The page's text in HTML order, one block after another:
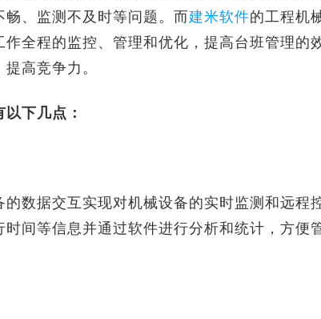
、监测不及时等问题。而建米软件的工程机
全程的监控、管理和优化，提高台班管理的
高竞争力。
下几点：
数据交互实现对机械设备的实时监测和远程
间等信息并通过软件进行分析和统计，方便